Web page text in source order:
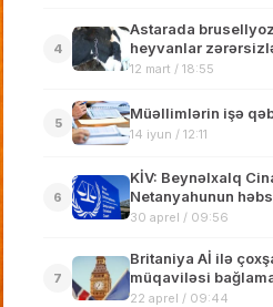
4
Astarada
heyvanlar
12 mart / 18:55
5
Müəllimlərin işə
14 iyun / 12:11
6
KİV: Beynəlxalq
Netanyahunun
30 aprel / 09:56
7
Britaniya Aİ ilə
müqaviləsi
22 aprel / 09:44